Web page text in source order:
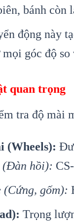
bánh còn
động này
góc độ
quan trọng
tra độ mài
(Wheels):
(Đàn hồi):
gốm):
Trọng